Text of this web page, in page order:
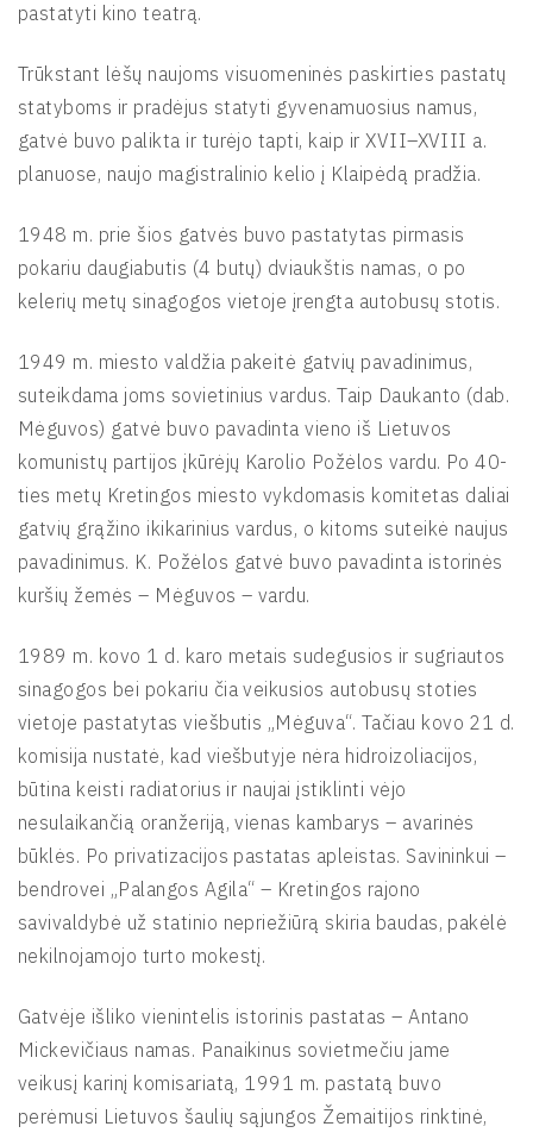
pastatyti kino teatrą.
Trūkstant lėšų naujoms visuomeninės paskirties pastatų
statyboms ir pradėjus statyti gyvenamuosius namus,
gatvė buvo palikta ir turėjo tapti, kaip ir XVII–XVIII a.
planuose, naujo magistralinio kelio į Klaipėdą pradžia.
1948 m. prie šios gatvės buvo pastatytas pirmasis
pokariu daugiabutis (4 butų) dviaukštis namas, o po
kelerių metų sinagogos vietoje įrengta autobusų stotis.
1949 m. miesto valdžia pakeitė gatvių pavadinimus,
suteikdama joms sovietinius vardus. Taip Daukanto (dab.
Mėguvos) gatvė buvo pavadinta vieno iš Lietuvos
komunistų partijos įkūrėjų Karolio Požėlos vardu. Po 40-
ties metų Kretingos miesto vykdomasis komitetas daliai
gatvių grąžino ikikarinius vardus, o kitoms suteikė naujus
pavadinimus. K. Požėlos gatvė buvo pavadinta istorinės
kuršių žemės – Mėguvos – vardu.
1989 m. kovo 1 d. karo metais sudegusios ir sugriautos
sinagogos bei pokariu čia veikusios autobusų stoties
vietoje pastatytas viešbutis „Mėguva“. Tačiau kovo 21 d.
komisija nustatė, kad viešbutyje nėra hidroizoliacijos,
būtina keisti radiatorius ir naujai įstiklinti vėjo
nesulaikančią oranžeriją, vienas kambarys – avarinės
būklės. Po privatizacijos pastatas apleistas. Savininkui –
bendrovei „Palangos Agila“ – Kretingos rajono
savivaldybė už statinio nepriežiūrą skiria baudas, pakėlė
nekilnojamojo turto mokestį.
Gatvėje išliko vienintelis istorinis pastatas – Antano
Mickevičiaus namas. Panaikinus sovietmečiu jame
veikusį karinį komisariatą, 1991 m. pastatą buvo
perėmusi Lietuvos šaulių sąjungos Žemaitijos rinktinė,